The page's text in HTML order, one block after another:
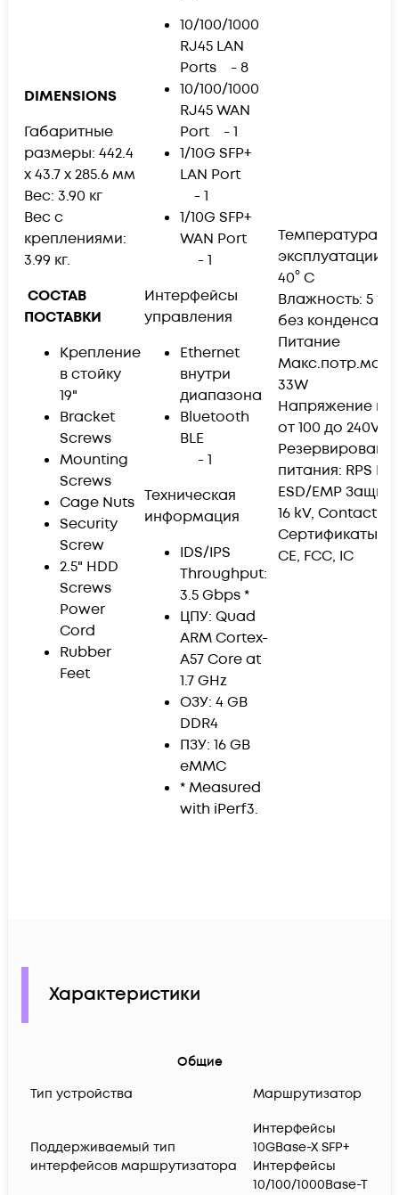
DIMENSIONS
Габаритные
размеры: 442.4
x 43.7 x 285.6 мм
Вес: 3.90 кг
Вес с
креплениями:
3.99 кг.
СОСТАВ
ПОСТАВКИ
Крепление
в стойку
19"
Bracket
Screws
Mounting
Screws
Cage Nuts
Security
Screw
2.5" HDD
Screws
Power
Cord
Rubber
Feet
10/100/1000
RJ45 LAN
Ports - 8
10/100/1000
RJ45 WAN
Port - 1
1/10G SFP+
LAN Port
- 1
1/10G SFP+
WAN Port
- 1
Интерфейсы
управления
Ethernet
внутри
диапазона
Bluetooth
BLE
- 1
Техническая
информация
IDS/IPS
Throughput:
3.5 Gbps *
ЦПУ: Quad
ARM Cortex-
A57 Core at
1.7 GHz
ОЗУ: 4 GB
DDR4
ПЗУ: 16 GB
eMMC
* Measured
with iPerf3.
Температура
эксплуатации: -
40° C
Влажность: 5 to
без
Питание
33W
Напряжение
от 100 до 240VAC
питания: RPS
ESD/EMP
16 kV, Contact: ±
Сертификаты
CE, FCC, IC
Характеристики
Общие
Тип устройства
Маршрутизатор
Поддерживаемый тип
интерфейсов маршрутизатора
Интерфейсы
10GBase-X SFP+
Интерфейсы
10/100/1000Base-T